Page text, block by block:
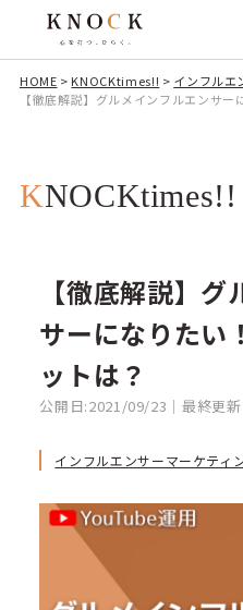
HOME > KNOCKtimes!! > インフルエ
【徹底解説】グルメインフルエンサ
KNOCKtimes!!
【徹底解説】
サーになりたい
ットは？
公開日:2021/09/23｜最終更
インフルエンサーマーケティ